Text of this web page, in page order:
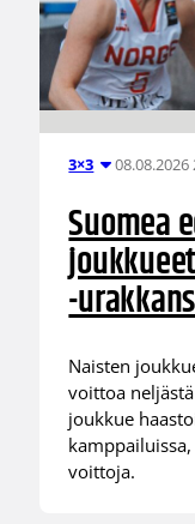
3×3 08.08.2026
Suomea
-
Naisten
voittoa
joukkue
voittoja.